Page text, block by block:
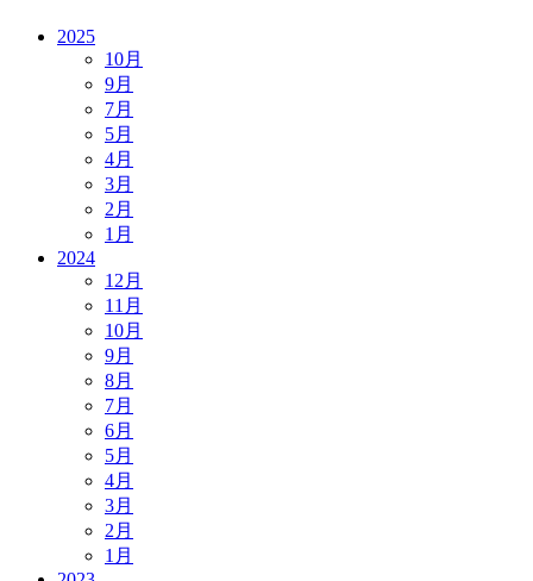
2025
10月
9月
7月
5月
4月
3月
2月
1月
2024
12月
11月
10月
9月
8月
7月
6月
5月
4月
3月
2月
1月